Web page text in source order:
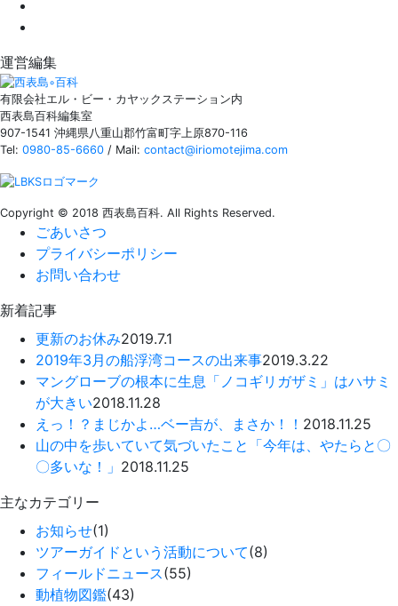
運営編集
有限会社エル・ビー・カヤックステーション内
西表島百科編集室
907-1541 沖縄県八重山郡竹富町字上原870-116
Tel: 0980-85-6660 / Mail: contact@iriomotejima.com
Copyright © 2018 西表島百科. All Rights Reserved.
ごあいさつ
プライバシーポリシー
お問い合わせ
新着記事
更新のお休み2019.7.1
2019年3月の船浮湾コースの出来事2019.3.22
マングローブの根本に生息「ノコギリガザミ」はハサミ
が大きい2018.11.28
えっ！？まじかよ…ベー吉が、まさか！！ 2018.11.25
山の中を歩いていて気づいたこと「今年は、やたらと〇
〇多いな！」 2018.11.25
主なカテゴリー
お知らせ(1)
ツアーガイドという活動について(8)
フィールドニュース(55)
動植物図鑑(43)